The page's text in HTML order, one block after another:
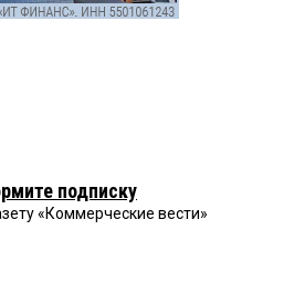
подписку
«Коммерческие вести»